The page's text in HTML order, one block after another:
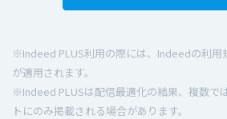
※Indeed PLUS利用の際には、Indeedの利用
が適用されます。
※Indeed PLUSは配信最適化の結果、複数で
トにのみ掲載される場合があります。